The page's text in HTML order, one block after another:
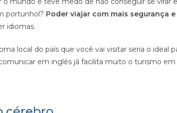
portunhol? Poder viajar com mais segurança
idiomas.
local do país que você vai visitar seria o ideal
em inglês já facilita muito o turismo